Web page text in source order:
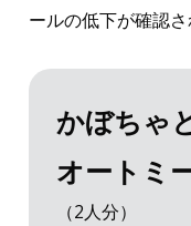
ールの低下が確認さ
かぼちゃ
オートミ
（2人分）